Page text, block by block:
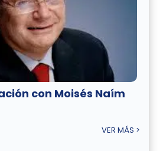
con Moisés Naím
VER MÁS >